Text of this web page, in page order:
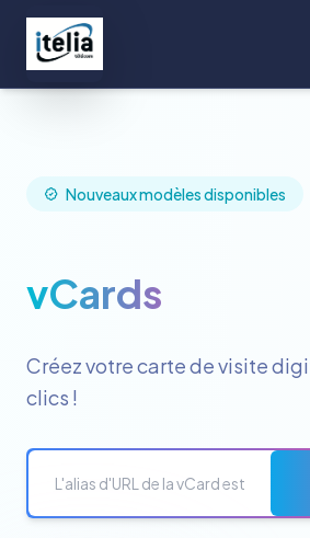
Nouveaux modèles disponibles
vCards
Créez votre carte de visite
clics !